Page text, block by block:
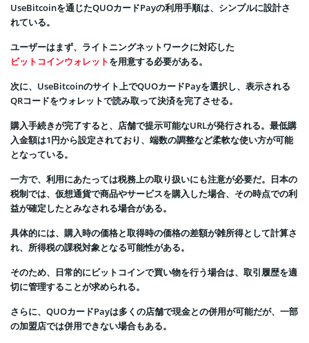
UseBitcoinを通じたQUOカードPayの利用手順は、シンプルに設計さ
れている。
ユーザーはまず、ライトニングネットワークに対応した
ビットコインウォレットを用意する必要がある。
次に、UseBitcoinのサイト上でQUOカードPayを選択し、表示される
QRコードをウォレットで読み取って決済を完了させる。
購入手続きが完了すると、店舗で提示可能なURLが発行される。最低購
入金額は1円から設定されており、端数の調整など柔軟な使い方が可能
となっている。
一方で、利用にあたっては税務上の取り扱いにも注意が必要だ。日本の
税制では、仮想通貨で商品やサービスを購入した場合、その時点での利
益が確定したとみなされる場合がある。
具体的には、購入時の価格と取得時の価格の差額が雑所得として計算さ
れ、所得税の課税対象となる可能性がある。
そのため、日常的にビットコインで買い物を行う場合は、取引履歴を適
切に管理することが求められる。
さらに、QUOカードPayは多くの店舗で現金との併用が可能だが、一部
の加盟店では併用できない場合もある。